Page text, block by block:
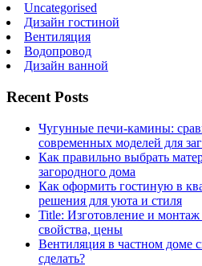
Uncategorised
Дизайн гостиной
Вентиляция
Водопровод
Дизайн ванной
Recent Posts
Чугунные печи-камины:
современных моделей для
Как правильно выбрать
загородного дома
Как оформить гостиную в
решения для уюта и стиля
Title: Изготовление и
свойства, цены
Вентиляция в частном доме
сделать?